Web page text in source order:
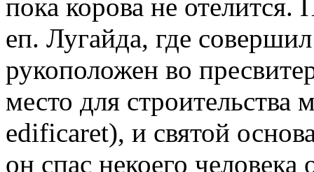
пока корова не
еп. Лугайда, где
рукоположен во
место для
edificaret), и святой
он спас некоего